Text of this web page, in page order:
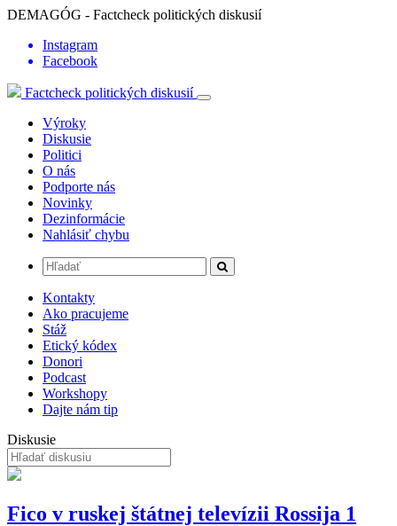
DEMAGÓG - Factcheck politických diskusií
Instagram
Facebook
Factcheck politických diskusií
Výroky
Diskusie
Politici
O nás
Podporte nás
Novinky
Dezinformácie
Nahlásiť chybu
Kontakty
Ako pracujeme
Stáž
Etický kódex
Donori
Podcast
Workshopy
Dajte nám tip
Diskusie
Fico v ruskej štátnej televízii Rossija 1